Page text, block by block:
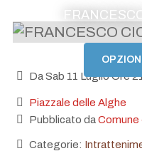
Da Sab 11 Luglio Ore
Piazzale delle Alghe
Pubblicato daComune
Categorie: